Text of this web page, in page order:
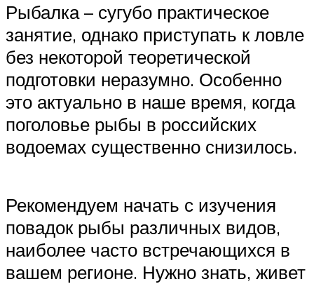
Рыбалка – сугубо практическое
занятие, однако приступать к ловле
без некоторой теоретической
подготовки неразумно. Особенно
это актуально в наше время, когда
поголовье рыбы в российских
водоемах существенно снизилось.
Рекомендуем начать с изучения
повадок рыбы различных видов,
наиболее часто встречающихся в
вашем регионе. Нужно знать, живет